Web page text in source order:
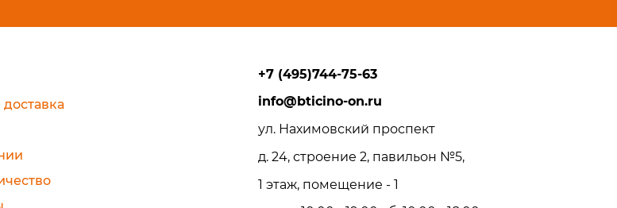
+7 (495)744-75-63
info@bticino-on.ru
ул. Нахимовский проспект
д. 24, строение 2, павильон №5,
1 этаж, помещение - 1